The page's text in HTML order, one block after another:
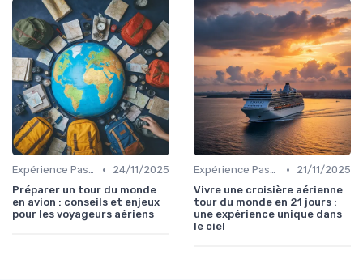
Expérience Passager •
24/11/2025
Préparer un tour du monde
en avion : conseils et enjeux
pour les voyageurs aériens
Expérience Passager •
21/11/2025
Vivre une croisière aérienne
tour du monde en 21 jours :
une expérience unique dans
le ciel